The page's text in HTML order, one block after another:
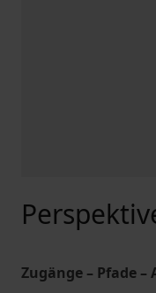
Zugänge – Pfade